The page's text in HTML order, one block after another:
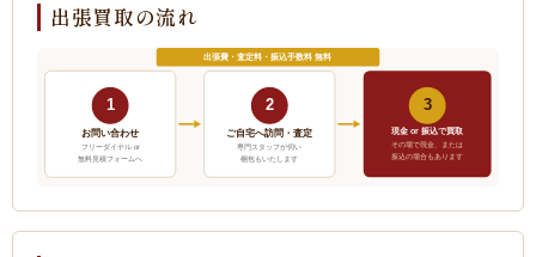
出張買取の流れ
出張費・査定料・振込手数料 無料
1
お問い合わせ
フリーダイヤル or
無料見積フォームへ
2
ご自宅へ訪問・査定
専門スタッフが伺い
梱包もいたします
3
現金 or 振込で買取
その場で現金、または
振込の場合もあります